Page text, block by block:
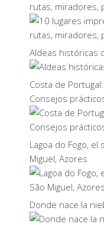
rutas, miradores,
Aldeas históricas
Costa de
Consejos
Lagoa do Fogo,
Miguel, Azores
Donde nace la